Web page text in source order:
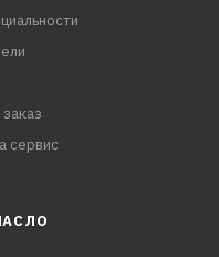
сервис